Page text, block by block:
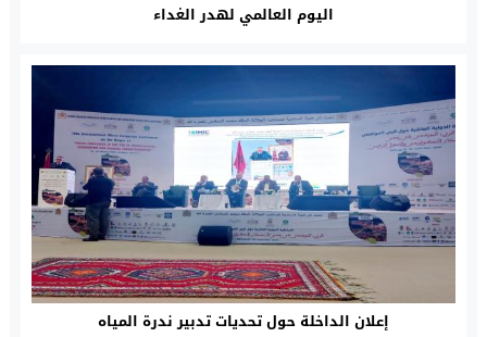
اليوم العالمي لهدر الغداء
إعلان الداخلة حول تحديات تدبير ندرة المياه